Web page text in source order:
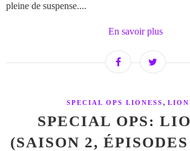
pleine de suspense....
En savoir plus
SPECIAL OPS LIONESS ,
SPECIAL OPS:
(SAISON 2,